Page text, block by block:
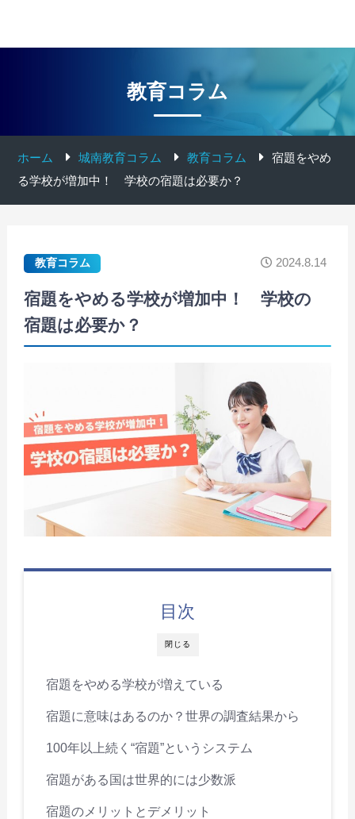
教育コラム
ホーム 城南教育コラム 教育コラム
宿題をやめ
る学校が増加中！ 学校の宿題は必要か？
教育コラム 2024.8.14
宿題をやめる学校が増加中！ 学校の
宿題は必要か？
閉じる
目次
宿題をやめる学校が増えている
宿題に意味はあるのか？世界の調査結果から
100年以上続く“宿題”というシステム
宿題がある国は世界的には少数派
宿題のメリットとデメリット